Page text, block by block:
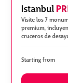
Istanbul
Visite los 7
premium,
cruceros de
Starting from